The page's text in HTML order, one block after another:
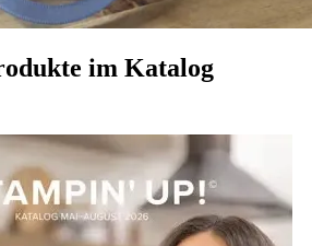
im Katalog